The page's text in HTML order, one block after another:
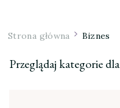
Strona główna Biznes
Przeglądaj kategorie dla